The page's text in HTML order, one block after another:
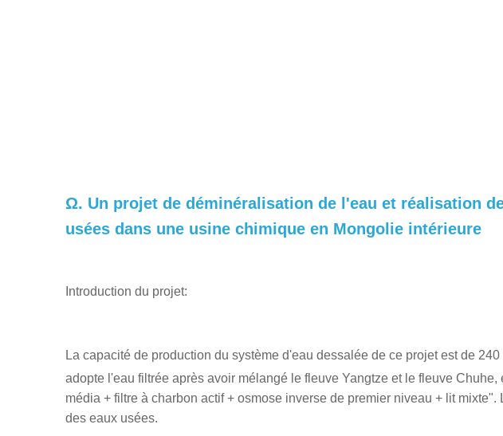
Ω. Un projet de déminéralisation de l'eau et réalisation
usées dans une usine chimique en Mongolie intérieure
Introduction du projet:
La capacité de production du système d'eau dessalée de ce projet est de 240
adopte l'eau filtrée après avoir mélangé le fleuve Yangtze et le fleuve
média + filtre à charbon actif + osmose inverse de premier niveau + lit
des eaux usées.